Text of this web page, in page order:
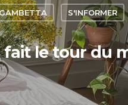
S'INFORMER
fait le tour du